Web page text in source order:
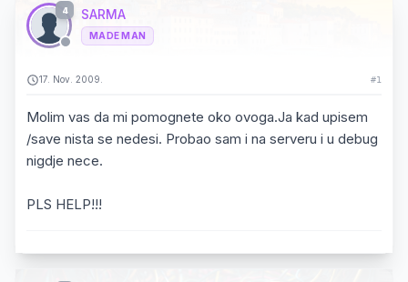
4 SARMA
MADE MAN
17. Nov. 2009. #1
Molim vas da mi pomognete oko ovoga.Ja kad upisem
/save nista se nedesi. Probao sam i na serveru i u debug
nigdje nece.
PLS HELP!!!